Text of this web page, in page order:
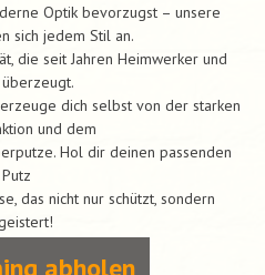
Optik bevorzugst – unsere
sich jedem Stil an.
die seit Jahren Heimwerker und
dich selbst von der starken
und dem
Hol dir deinen passenden
Putz
das nicht nur schützt, sondern
abholen